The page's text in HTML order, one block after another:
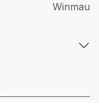
Winmau